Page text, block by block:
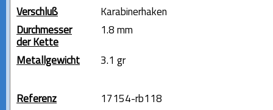
Verschluß
Karabinerhaken
Durchmesser
der Kette
1.8 mm
Metallgewicht 3.1 gr
Referenz 17154-rb118